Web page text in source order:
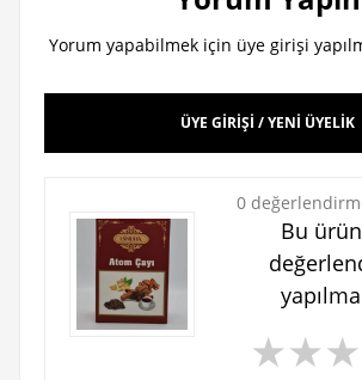
Yorum yapabilmek için üye girişi
ÜYE GİRİŞİ / YENİ ÜYELİK
0
Bu
★★★